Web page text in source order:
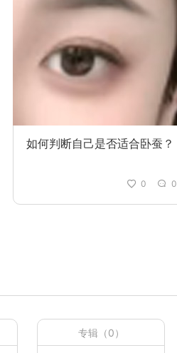
如何判断自己是否适合卧蚕？
0 0
专辑（0）